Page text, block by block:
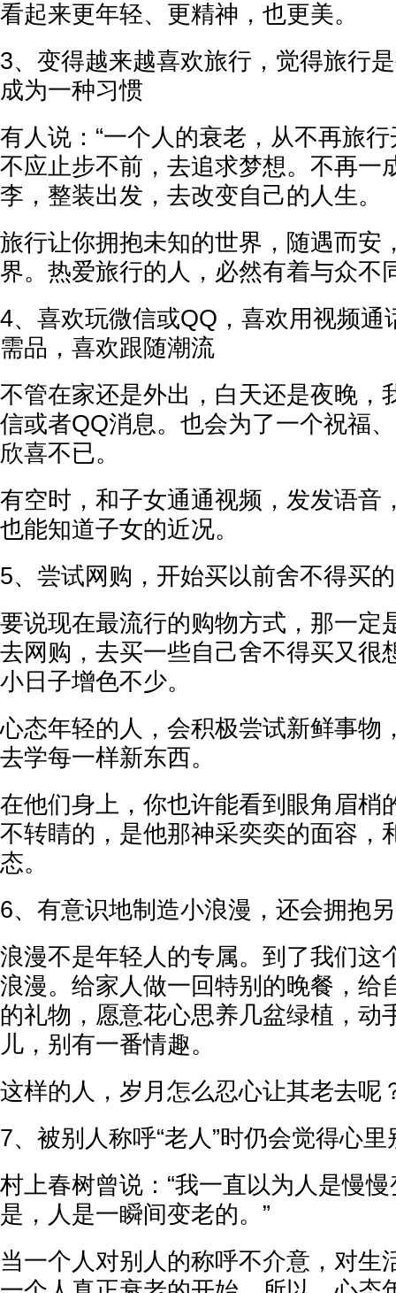
看起来更年轻、更精神，也更美。
3、变得越来越喜欢旅行，觉得旅行
成为一种习惯
有人说：“一个人的衰老，从不再旅
不应止步不前，去追求梦想。不再一
李，整装出发，去改变自己的人生。
旅行让你拥抱未知的世界，随遇而安
界。热爱旅行的人，必然有着与众不
4、喜欢玩微信或QQ，喜欢用视频通
需品，喜欢跟随潮流
不管在家还是外出，白天还是夜晚，
信或者QQ消息。也会为了一个祝福
欣喜不已。
有空时，和子女通通视频，发发语音
也能知道子女的近况。
5、尝试网购，开始买以前舍不得买
要说现在最流行的购物方式，那一定
去网购，去买一些自己舍不得买又很
小日子增色不少。
心态年轻的人，会积极尝试新鲜事物
去学每一样新东西。
在他们身上，你也许能看到眼角眉梢
不转睛的，是他那神采奕奕的面容，
态。
6、有意识地制造小浪漫，还会拥抱
浪漫不是年轻人的专属。到了我们这
浪漫。给家人做一回特别的晚餐，给
的礼物，愿意花心思养几盆绿植，动
儿，别有一番情趣。
这样的人，岁月怎么忍心让其老去呢
7、被别人称呼“老人”时仍会觉得心里
村上春树曾说：“我一直以为人是慢
是，人是一瞬间变老的。”
当一个人对别人的称呼不介意，对生